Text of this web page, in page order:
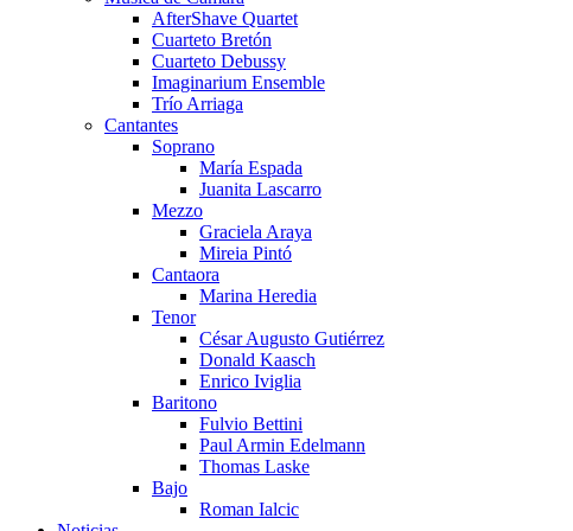
AfterShave Quartet
Cuarteto Bretón
Cuarteto Debussy
Imaginarium Ensemble
Trío Arriaga
Cantantes
Soprano
María Espada
Juanita Lascarro
Mezzo
Graciela Araya
Mireia Pintó
Cantaora
Marina Heredia
Tenor
César Augusto Gutiérrez
Donald Kaasch
Enrico Iviglia
Baritono
Fulvio Bettini
Paul Armin Edelmann
Thomas Laske
Bajo
Roman Ialcic